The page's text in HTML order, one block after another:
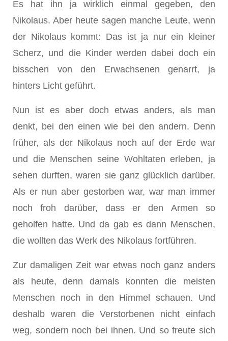
Es hat ihn ja wirklich einmal gegeben, den
Nikolaus. Aber heute sagen manche Leute, wenn
der Nikolaus kommt: Das ist ja nur ein kleiner
Scherz, und die Kinder werden dabei doch ein
bisschen von den Erwachsenen genarrt, ja
hinters Licht geführt.
Nun ist es aber doch etwas anders, als man
denkt, bei den einen wie bei den andern. Denn
früher, als der Nikolaus noch auf der Erde war
und die Menschen seine Wohltaten erleben, ja
sehen durften, waren sie ganz glücklich darüber.
Als er nun aber gestorben war, war man immer
noch froh darüber, dass er den Armen so
geholfen hatte. Und da gab es dann Menschen,
die wollten das Werk des Nikolaus fortführen.
Zur damaligen Zeit war etwas noch ganz anders
als heute, denn damals konnten die meisten
Menschen noch in den Himmel schauen. Und
deshalb waren die Verstorbenen nicht einfach
weg, sondern noch bei ihnen. Und so freute sich